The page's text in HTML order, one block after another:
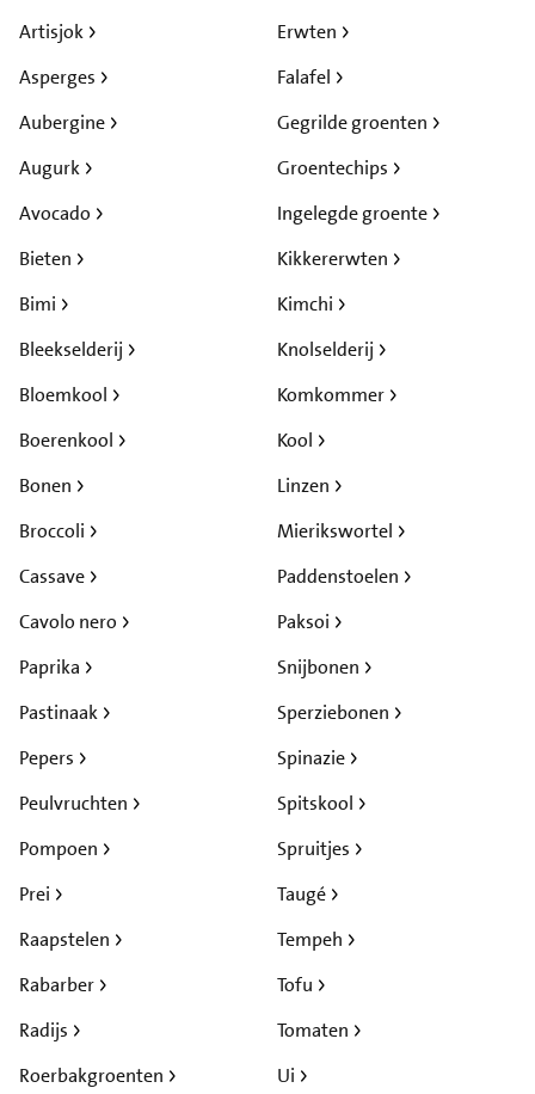
Artisjok
Asperges
Aubergine
Augurk
Avocado
Bieten
Bimi
Bleekselderij
Bloemkool
Boerenkool
Bonen
Broccoli
Cassave
Cavolo nero
Erwten
Falafel
Gegrilde groenten
Groentechips
Ingelegde groente
Kikkererwten
Kimchi
Knolselderij
Komkommer
Kool
Linzen
Mierikswortel
Paddenstoelen
Paksoi
Paprika
Pastinaak
Pepers
Peulvruchten
Pompoen
Prei
Raapstelen
Rabarber
Radijs
Roerbakgroenten
Snijbonen
Sperziebonen
Spinazie
Spitskool
Spruitjes
Taugé
Tempeh
Tofu
Tomaten
Ui